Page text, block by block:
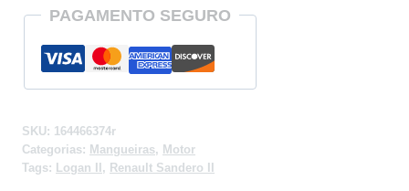
PAGAMENTO SEGURO
SKU: 164466374r
Categorias: Mangueiras, Motor
Tags: Logan II , Renault Sandero II